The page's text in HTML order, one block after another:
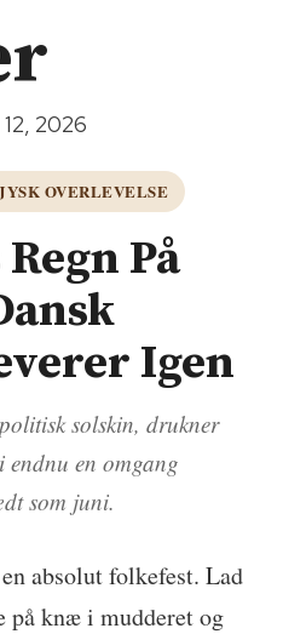
12, 2026
OVERLEVELSE
På
Igen
solskin, drukner
endnu en omgang
som juni.
absolut folkefest. Lad
på knæ i mudderet og